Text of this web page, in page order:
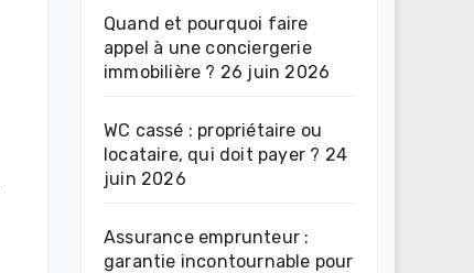
Quand et pourquoi faire
appel à une conciergerie
immobilière ? 26 juin 2026
WC cassé : propriétaire ou
locataire, qui doit payer ? 24
juin 2026
Assurance emprunteur :
garantie incontournable pour